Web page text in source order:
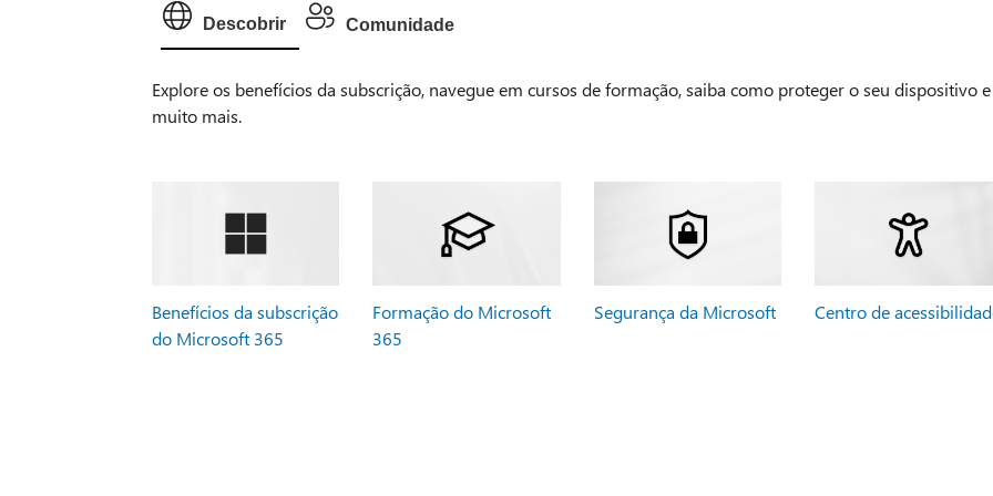
Descobrir Comunidade
Explore os benefícios da subscrição, navegue em cursos de formação, saiba como proteger o seu dispositivo e
muito mais.
Benefícios da subscrição
do Microsoft 365
Formação do Microsoft
365
Segurança da Microsoft Centro de